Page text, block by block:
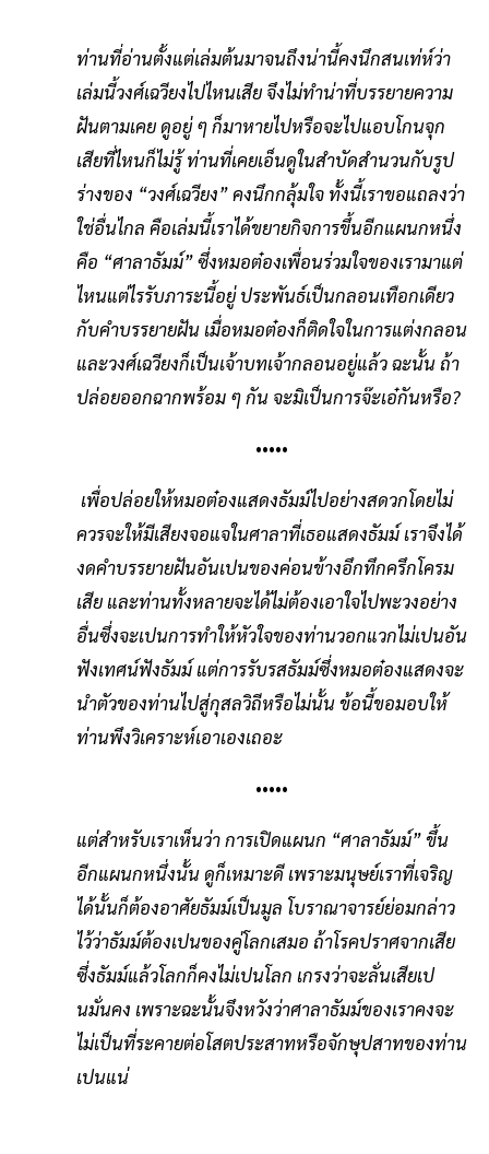
ท่านที่อ่านตั้งแต่เล่มต้นมาจนถึงน่านี้คงนึกสนเท่ห์ว่า
เล่มนี้วงศ์เฉวียงไปไหนเสีย จึงไม่ทำน่าที่บรรยายความ
ฝันตามเคย ดูอยู่ ๆ ก็มาหายไปหรือจะไปแอบโกนจุก
เสียที่ไหนก็ไม่รู้ ท่านที่เคยเอ็นดูในสำบัดสำนวนกับรูป
ร่างของ “วงศ์เฉวียง” คงนึกกลุ้มใจ ทั้งนี้เราขอแถลงว่า
ใช่อื่นไกล คือเล่มนี้เราได้ขยายกิจการขึ้นอีกแผนกหนึ่ง
คือ “ศาลาธัมม์” ซึ่งหมอต๋องเพื่อนร่วมใจของเรามาแต่
ไหนแต่ไรรับภาระนี้อยู่ ประพันธ์เป็นกลอนเทือกเดียว
กับคำบรรยายฝัน เมื่อหมอต๋องก็ติดใจในการแต่งกลอน
และวงศ์เฉวียงก็เป็นเจ้าบทเจ้ากลอนอยู่แล้ว ฉะนั้น ถ้า
ปล่อยออกฉากพร้อม ๆ กัน จะมิเป็นการจ๊ะเอ๋กันหรือ?
•••••
เพื่อปล่อยให้หมอต๋องแสดงธัมม์ไปอย่างสดวกโดยไม่
ควรจะให้มีเสียงจอแจในศาลาที่เธอแสดงธัมม์ เราจึงได้
งดคำบรรยายฝันอันเปนของค่อนข้างอึกทึกครึกโครม
เสีย และท่านทั้งหลายจะได้ไม่ต้องเอาใจไปพะวงอย่าง
อื่นซึ่งจะเปนการทำให้หัวใจของท่านวอกแวกไม่เปนอัน
ฟังเทศน์ฟังธัมม์ แต่การรับรสธัมม์ซึ่งหมอต๋องแสดงจะ
นำตัวของท่านไปสู่กุสลวิถีหรือไม่นั้น ข้อนี้ขอมอบให้
ท่านพึงวิเคราะห์เอาเองเถอะ
•••••
แต่สำหรับเราเห็นว่า การเปิดแผนก “ศาลาธัมม์” ขึ้น
อีกแผนกหนึ่งนั้น ดูก็เหมาะดี เพราะมนุษย์เราที่เจริญ
ได้นั้นก็ต้องอาศัยธัมม์เป็นมูล โบราณาจารย์ย่อมกล่าว
ไว้ว่าธัมม์ต้องเปนของคู่โลกเสมอ ถ้าโรคปราศจากเสีย
ซึ่งธัมม์แล้วโลกก็คงไม่เปนโลก เกรงว่าจะลั่นเสียเป
นมั่นคง เพราะฉะนั้นจึงหวังว่าศาลาธัมม์ของเราคงจะ
ไม่เป็นที่ระคายต่อโสตประสาทหรือจักษุปสาทของท่าน
เปนแน่